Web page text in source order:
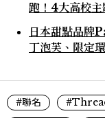
跑！4大高校
日本甜點品牌
丁泡芙、限定
#聯名